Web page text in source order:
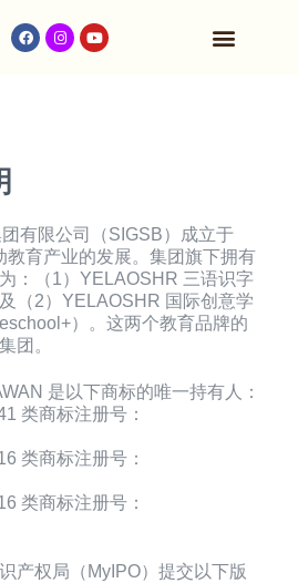
有限公司（SIGSB）成立于
教育产业的发展。集团旗下拥有
：（1）YELAOSHR 三语识字
（2）YELAOSHR 国际创意学
）。这两个教育品牌的
团。
是以下商标的唯一持有人：
类商标注册号：
类商标注册号：
类商标注册号：
产权局（MyIPO）提交以下版